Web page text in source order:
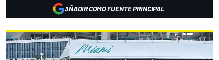
AÑADIR COMO FUENTE PRINCIPAL